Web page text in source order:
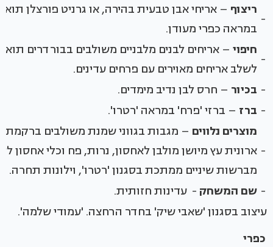
-
ריצוף – אריחי אבן טבעית בהירה, או גרניט פורצלן
במראה כפרי מעודן.
-
חיפוי – אריחים לבנים מלבניים משולבים בבורדרים
לשלב אריחים מאוירים עם פרחים עדינים.
- בכיור – חרס לבן נדיב מימדים.
- ברז – ברזי 'פרח' במראה 'רטרו'.
-
מוצרים נלווים – מגבות בגווני שמנת משולבים ברקמת
ארונית עץ מיושן מולבן לאחסון, נרות, פח וכלי אחסון
מברשות שיניים ממתכת בסגנון 'רטרו', וילונות תחרה.
- שם המשחק - עדינות חזותית.
עיצוב בסגנון 'שאבי שיק' בחדר הרחצה. 'עמודי שלמה'.
כפרי